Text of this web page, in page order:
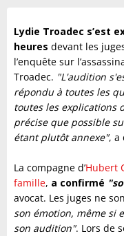
Lydie Troadec s’est
heures devant les
l’enquête sur
Troadec. "L'audition
répondu à toutes les
toutes les explications
précise que possible
étant plutôt annexe", a
La compagne d’Hubert
famille, a confirmé
avocat. Les juges ne
son émotion, même si
son audition". Lors de